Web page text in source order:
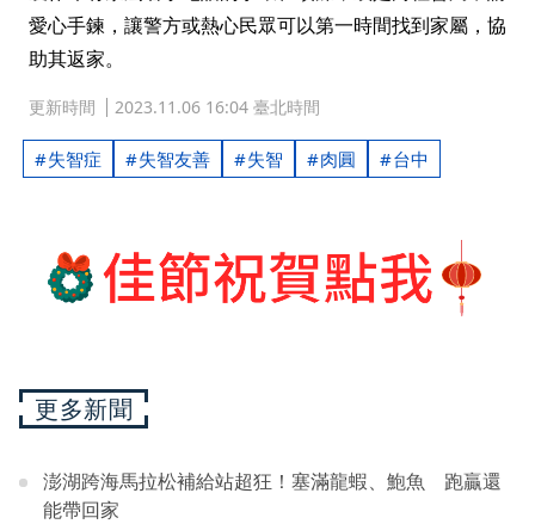
愛心手鍊，讓警方或熱心民眾可以第一時間找到家屬，協
助其返家。
更新時間 2023.11.06 16:04 臺北時間
失智症 失智友善 失智 肉圓 台中
更多新聞
澎湖跨海馬拉松補給站超狂！塞滿龍蝦、鮑魚 跑贏還
能帶回家